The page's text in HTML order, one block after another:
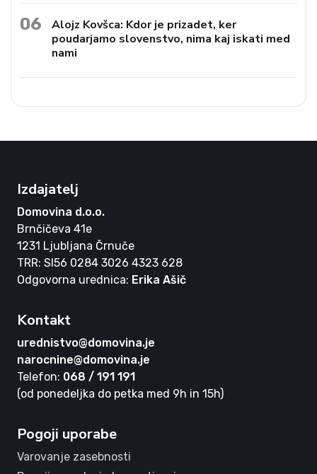
06
Alojz Kovšca: Kdor je prizadet, ker
poudarjamo slovenstvo, nima kaj iskati med
nami
Izdajatelj
Domovina d.o.o.
Brnčičeva 41e
1231 Ljubljana Črnuče
TRR: SI56 0284 3026 4323 628
Odgovorna urednica: Erika Ašič
Kontakt
urednistvo@domovina.je
narocnine@domovina.je
Telefon: 068 / 191 191
(od ponedeljka do petka med 9h in 15h)
Pogoji uporabe
Varovanje zasebnosti